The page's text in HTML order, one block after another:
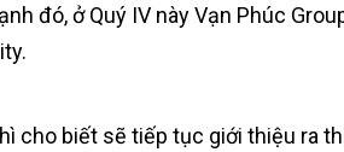
đó, ở Quý IV này Vạn Phúc
cho biết sẽ tiếp tục giới thiệu ra